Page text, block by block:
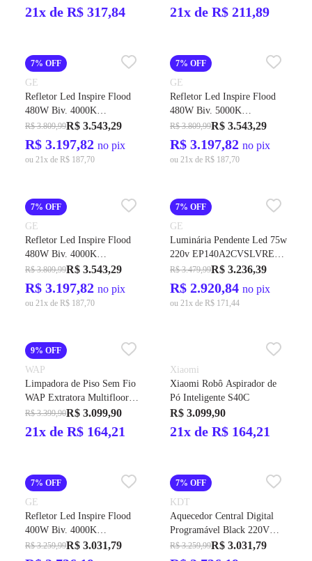
21x de R$ 317,84 21x de R$ 211,89
7% OFF
GE
Refletor Led Inspire Flood
480W Biv. 4000K
64800LMS IP-65 60G Cod.
212519 – GE
R$ 3.809,99R$ 3.543,29
R$ 3.197,82 no pix
ou 21x de R$ 187,70
7% OFF
GE
Refletor Led Inspire Flood
480W Biv. 5000K
67200LMS IP-65 40G Cod.
212666 – GE
R$ 3.809,99R$ 3.543,29
R$ 3.197,82 no pix
ou 21x de R$ 187,70
7% OFF
GE
Refletor Led Inspire Flood
480W Biv. 4000K
48000LMS IP-65 60G Cod.
212478 – GE
R$ 3.809,99R$ 3.543,29
R$ 3.197,82 no pix
ou 21x de R$ 187,70
7% OFF
GE
Luminária Pendente Led 75w
220v EP140A2CVSLVRE
Cod.60704 - GE
R$ 3.479,99R$ 3.236,39
R$ 2.920,84 no pix
ou 21x de R$ 171,44
9% OFF
WAP
Limpadora de Piso Sem Fio
WAP Extratora Multifloor
Bivolt
R$ 3.399,90R$ 3.099,90
21x de R$ 164,21
Xiaomi
Xiaomi Robô Aspirador de
Pó Inteligente S40C
R$ 3.099,90
21x de R$ 164,21
7% OFF
GE
Refletor Led Inspire Flood
400W Biv. 4000K
40000LMS IP-65 12G Cod.
36134 – GE
R$ 3.259,99R$ 3.031,79
7% OFF
KDT
Aquecedor Central Digital
Programável Black 220V
10.560W Cod. 2768 - KDT
R$ 3.259,99R$ 3.031,79